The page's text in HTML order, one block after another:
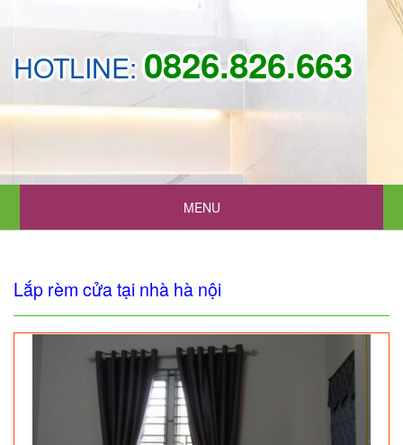
HOTLINE:0826.826.663
MENU
Lắp rèm cửa tại nhà hà nội